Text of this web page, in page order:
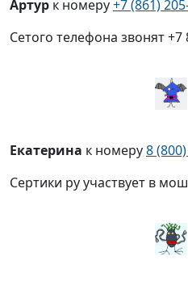
Артур к номеру+7 (861)
Сетого телефона звонят +7
Екатерина к номеру8
Сертики ру участвует в